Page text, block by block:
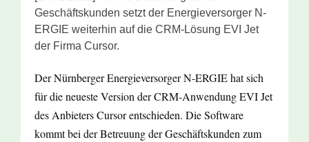
Geschäftskunden setzt der Energieversorger N-
ERGIE weiterhin auf die CRM-Lösung EVI Jet
der Firma Cursor.
Der Nürnberger Energieversorger N-ERGIE hat sich
für die neueste Version der CRM-Anwendung EVI Jet
des Anbieters Cursor entschieden. Die Software
kommt bei der Betreuung der Geschäftskunden zum